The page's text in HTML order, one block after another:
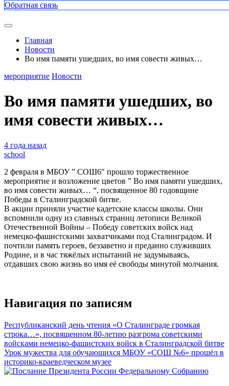
Обратная связь
Главная
Новости
Во имя памяти ушедших, во имя совести живых…
мероприятие Новости
Во имя памяти ушедших, во
имя совести живых…
4 года назад
school
2 февраля в МБОУ ” СОШ6″ прошло торжественное
мероприятие и возложение цветов ” Во имя памяти ушедших,
во имя совести живых… “, посвященное 80 годовщине
Победы в Сталинградской битве.
В акции приняли участие кадетские классы школы. Они
вспомнили одну из славных страниц летописи Великой
Отечественной Войны – Победу советских войск над
немецко-фашистскими захватчиками под Сталинградом. И
почтили память героев, беззаветно и преданно служивших
Родине, и в час тяжёлых испытаний не задумываясь,
отдавших свою жизнь во имя её свободы минутой молчания.
Навигация по записям
Республиканский день чтения «О Сталинграде громкая
строка…», посвященном 80-летию разгрома советскими
войсками немецко-фашистских войск в Сталинградской битве
Урок мужества для обучающихся МБОУ «СОШ №6» прошёл в
историко-краеведческом музее